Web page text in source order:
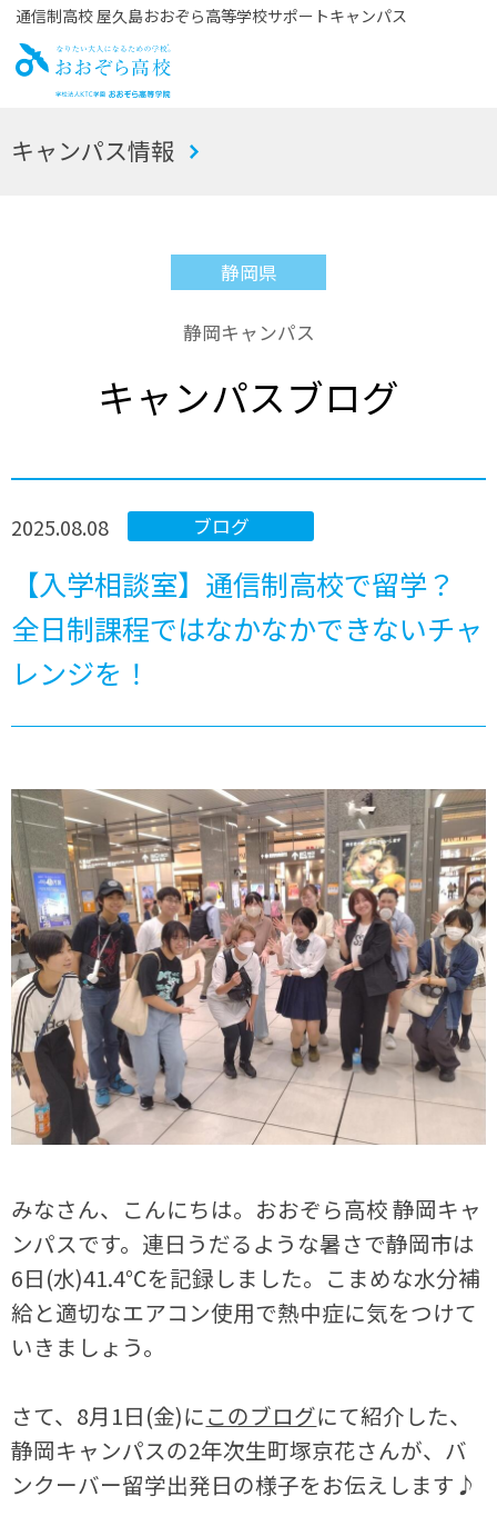
通信制高校 屋久島おおぞら高等学校サポートキャンパス
お
キャンパス情報
静岡県
静岡キャンパス
キャンパスブログ
ブログ
2025.08.08
【入学相談室】通信制高校で留学？
全日制課程ではなかなかできないチャ
レンジを！
みなさん、こんにちは。おおぞら高校 静岡キャ
ンパスです。連日うだるような暑さで静岡市は
6日(水)41.4℃を記録しました。こまめな水分補
給と適切なエアコン使用で熱中症に気をつけて
いきましょう。
さて、8月1日(金)にこのブログにて紹介した、
静岡キャンパスの2年次生町塚京花さんが、バ
ンクーバー留学出発日の様子をお伝えします♪